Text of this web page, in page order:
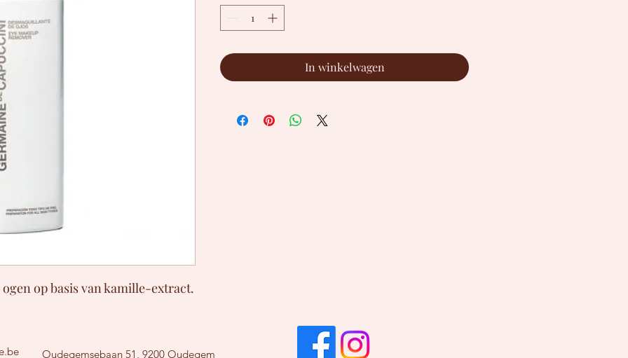
op basis van kamille-extract.
In winkelwagen
Oudegemsebaan 51, 9200 Oudegem